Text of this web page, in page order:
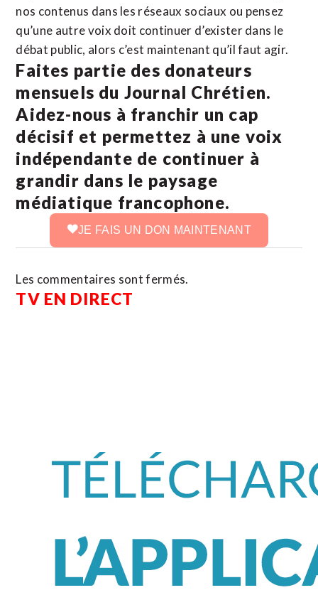
nos contenus dans les réseaux sociaux ou pensez
qu’une autre voix doit continuer d’exister dans le
débat public, alors c’est maintenant qu’il faut agir.
Faites partie des donateurs
mensuels du Journal Chrétien.
Aidez-nous à franchir un cap
décisif et permettez à une voix
indépendante de continuer à
grandir dans le paysage
médiatique francophone.
JE FAIS UN DON MAINTENANT
Les commentaires sont fermés.
TV EN DIRECT